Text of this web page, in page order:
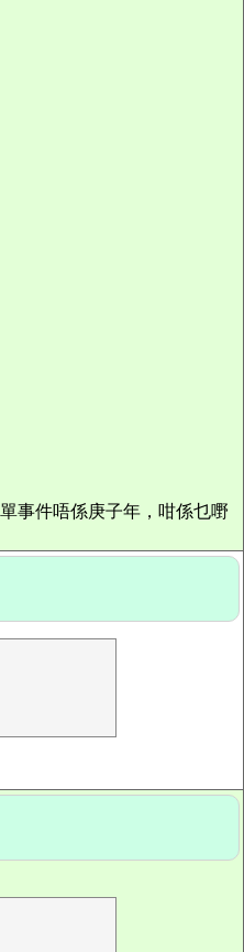
事件唔係庚子年，咁係乜嘢